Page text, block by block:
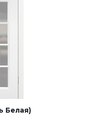
Белая)